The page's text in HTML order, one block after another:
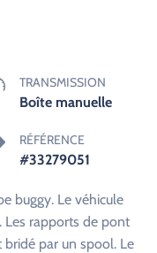
TRANSMISSION
Boîte manuelle
RÉFÉRENCE
#33279051
buggy. Le véhicule
Les rapports de pont
par un spool. Le